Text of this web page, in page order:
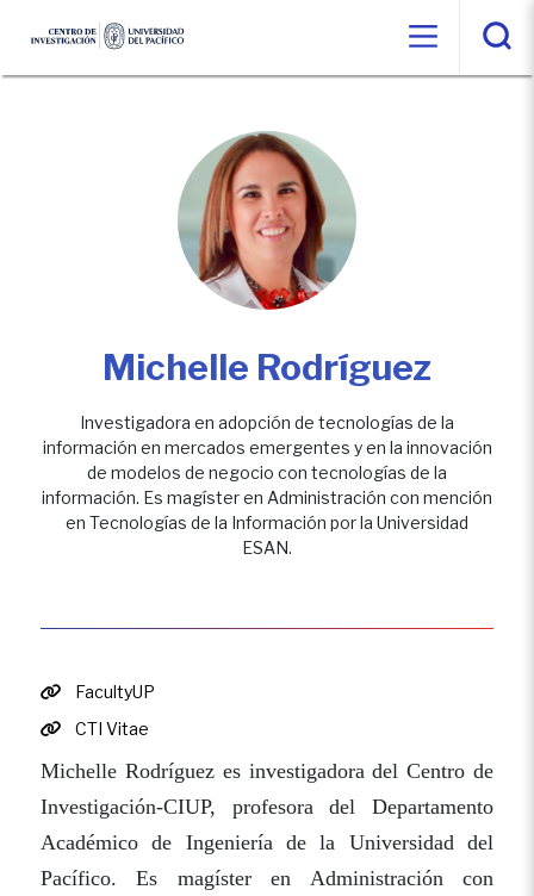
Michelle Rodríguez
Investigadora en adopción de tecnologías de la
información en mercados emergentes y en la innovación
de modelos de negocio con tecnologías de la
información. Es magíster en Administración con mención
en Tecnologías de la Información por la Universidad
ESAN.
FacultyUP
CTI Vitae
Michelle Rodríguez es investigadora del Centro de
Investigación-CIUP, profesora del Departamento
Académico de Ingeniería de la Universidad del
Pacífico. Es magíster en Administración con